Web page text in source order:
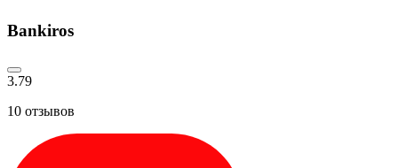
Bankiros
3.79
10 отзывов